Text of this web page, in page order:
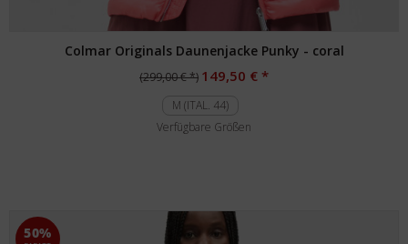
Colmar Originals Daunenjacke Punky - coral
(299,00 € *) 149,50 € *
M (ITAL. 44)
Verfügbare Größen
50%